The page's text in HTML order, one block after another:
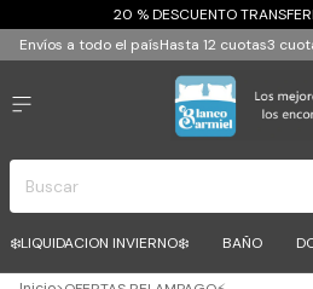
20 % DESCUENTO
Envíos a todo el paísHasta 12 cuotas3
❄️LIQUIDACION INVIERNO❄️ BAÑO